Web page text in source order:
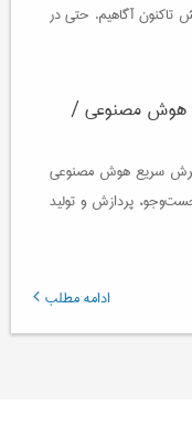
آگاهیم. حتی در
ایشان برای آیندۀ
و هوش مصنوعی /
سریع هوش مصنوعی
پردازش و تولید
شنیده می‌شود که
ادامه مطلب